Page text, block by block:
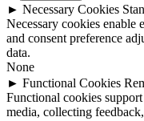
► Necessary Cookies
Necessary cookies enable
and consent preference
data.
None
► Functional Cookies
Functional cookies
media, collecting